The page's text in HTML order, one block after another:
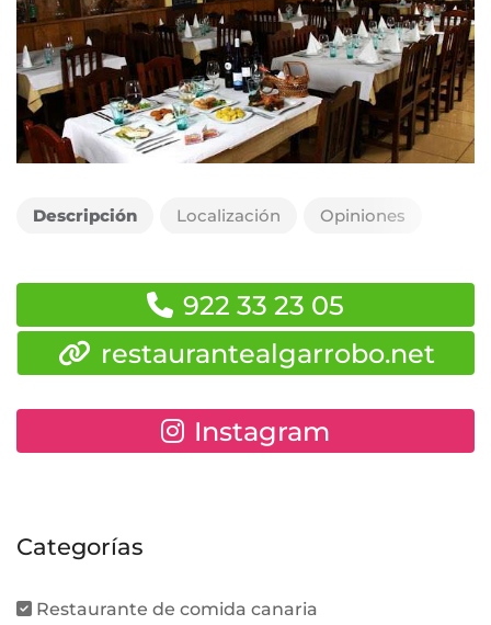
Descripción Localización Opiniones
922 33 23 05
restaurantealgarrobo.net
Instagram
Categorías
Restaurante de comida canaria